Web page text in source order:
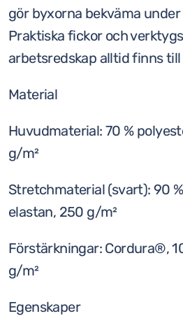
gör byxorna bekväma
Praktiska fickor och
arbetsredskap alltid finns till
Material
Huvudmaterial: 70 %
g/m²
Stretchmaterial (svart): 90
elastan, 250 g/m²
Förstärkningar: Cordura®,
g/m²
Egenskaper